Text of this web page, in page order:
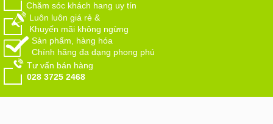
Chăm sóc khách hang uy tín
Luôn luôn giá rẻ &
Khuyến mãi không ngừng
Sản phẩm, hàng hóa
Chính hãng đa dạng phong phú
Tư vấn bán hàng
028 3725 2468